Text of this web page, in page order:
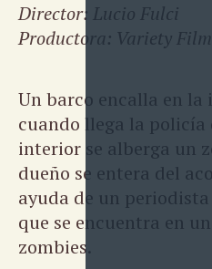
Director: Lucio Fulci
Productora: Variety
Un barco encalla en la
cuando llega la policía
interior se alberga un
dueño se entera del
ayuda de un
que se encuentra en
zombies.